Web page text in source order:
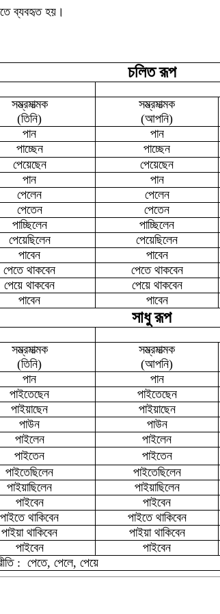
ব্যবহৃত হয় ।
চলিত রূপ
সম্ভ্রমাত্মক
(তিনি)
সম্ভ্রমাত্মক
(আপনি)
পান পান
পাচ্ছেন পাচ্ছেন
পেয়েছেন পেয়েছেন
পান পান
পেলেন পেলেন
পেতেন পেতেন
পাচ্ছিলেন পাচ্ছিলেন
পেয়েছিলেন পেয়েছিলেন
পাবেন পাবেন
পেতে থাকবেন পেতে থাকবেন
পেয়ে থাকবেন পেয়ে থাকবেন
পাবেন পাবেন
সাধু রূপ
সম্ভ্রমাত্মক
(তিনি)
সম্ভ্রমাত্মক
(আপনি)
পান পান
পাইতেছেন পাইতেছেন
পাইয়াছেন পাইয়াছেন
পাউন পাউন
পাইলেন পাইলেন
পাইতেন পাইতেন
পাইতেছিলেন পাইতেছিলেন
পাইয়াছিলেন পাইয়াছিলেন
পাইবেন পাইবেন
পাইতে থাকিবেন পাইতে থাকিবেন
পাইয়া থাকিবেন পাইয়া থাকিবেন
পাইবেন পাইবেন
: পেতে, পেলে, পেয়ে